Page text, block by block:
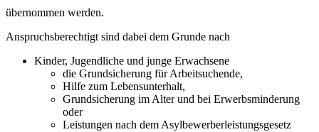
übernommen werden.
Anspruchsberechtigt sind dabei dem Grunde nach
Kinder, Jugendliche und junge Erwachsene
die Grundsicherung für Arbeitsuchende,
Hilfe zum Lebensunterhalt,
Grundsicherung im Alter und bei Erwerbsminderung
oder
Leistungen nach dem Asylbewerberleistungsgesetz